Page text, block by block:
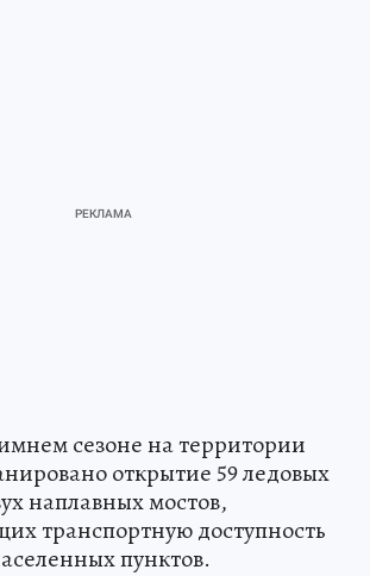
сезоне на территории
открытие 59 ледовых
наплавных мостов,
транспортную доступность
пунктов.